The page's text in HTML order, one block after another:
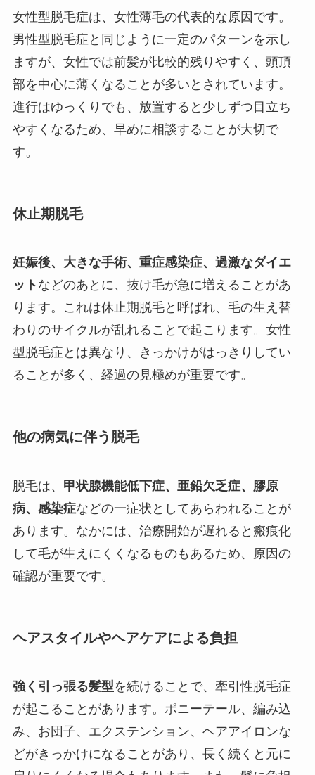
女性型脱毛症は、女性薄毛の代表的な原因です。
男性型脱毛症と同じように一定のパターンを示し
ますが、女性では前髪が比較的残りやすく、頭頂
部を中心に薄くなることが多いとされています。
進行はゆっくりでも、放置すると少しずつ目立ち
やすくなるため、早めに相談することが大切で
す。
休止期脱毛
妊娠後、大きな手術、重症感染症、過激なダイエ
ット などのあとに、抜け毛が急に増えることがあ
ります。これは休止期脱毛と呼ばれ、毛の生え替
わりのサイクルが乱れることで起こります。女性
型脱毛症とは異なり、きっかけがはっきりしてい
ることが多く、経過の見極めが重要です。
他の病気に伴う脱毛
脱毛は、 甲状腺機能低下症、亜鉛欠乏症、膠原
病、感染症などの一症状としてあらわれることが
あります。なかには、治療開始が遅れると瘢痕化
して毛が生えにくくなるものもあるため、原因の
確認が重要です。
ヘアスタイルやヘアケアによる負担
強く引っ張る髪型を続けることで、牽引性脱毛症
が起こることがあります。ポニーテール、編み込
み、お団子、エクステンション、ヘアアイロンな
どがきっかけになることがあり、長く続くと元に